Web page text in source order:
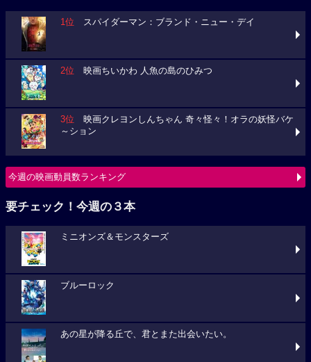
1位 スパイダーマン：ブランド・ニュー・デイ
2位 映画ちいかわ 人魚の島のひみつ
3位 映画クレヨンしんちゃん 奇々怪々！オラの妖怪バケ
～ション
今週の映画動員数ランキング
要チェック！今週の３本
ミニオンズ＆モンスターズ
ブルーロック
あの星が降る丘で、君とまた出会いたい。